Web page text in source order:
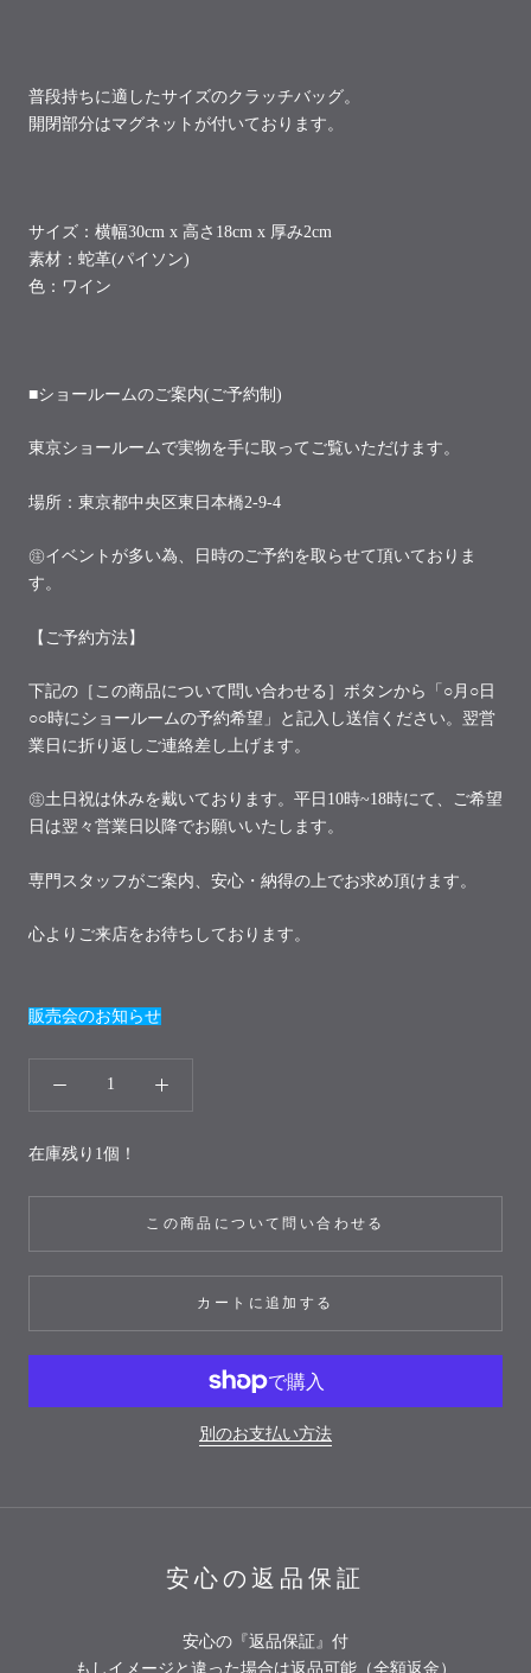
普段持ちに適したサイズのクラッチバッグ。
開閉部分はマグネットが付いております。
サイズ：横幅30cm x 高さ18cm x 厚み2cm
素材：蛇革(パイソン)
色：ワイン
■ショールームのご案内(ご予約制)
東京ショールームで実物を手に取ってご覧いただけます。
場所：東京都中央区東日本橋2-9-4
㊟イベントが多い為、日時のご予約を取らせて頂いておりま
す。
【ご予約方法】
下記の［この商品について問い合わせる］ボタンから「○月○日
○○時にショールームの予約希望」と記入し送信ください。翌営
業日に折り返しご連絡差し上げます。
㊟土日祝は休みを戴いております。平日10時~18時にて、ご希望
日は翌々営業日以降でお願いいたします。
専門スタッフがご案内、安心・納得の上でお求め頂けます。
心よりご来店をお待ちしております。
販売会のお知らせ
在庫残り1個！
この商品について問い合わせる
カートに追加する
別のお支払い方法
安心の返品保証
安心の『返品保証』付
もしイメージと違った場合は返品可能（全額返金）